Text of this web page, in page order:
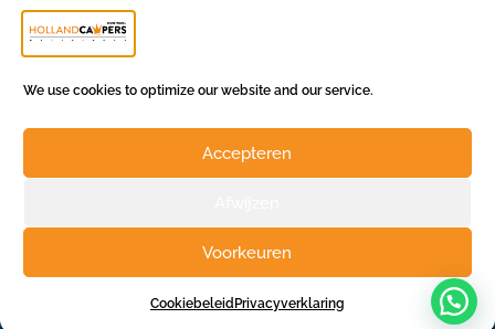
We use cookies to optimize our website and our service.
Accepteren
Voorkeuren
CookiebeleidPrivacyverklaring
© 2026 – Holland Campers |Huurvoorwaarden